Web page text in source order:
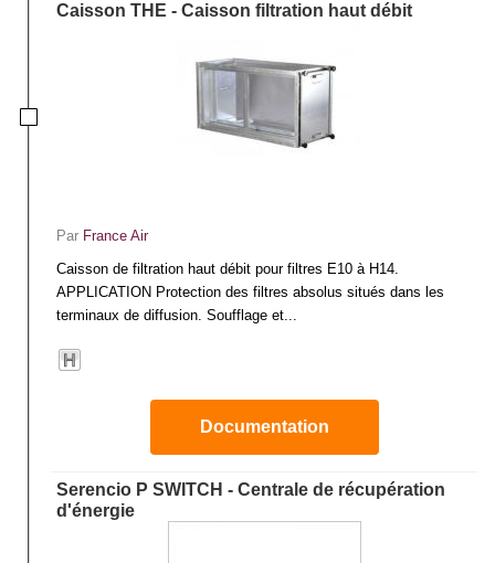
Caisson THE - Caisson filtration haut débit
Par France Air
Caisson de filtration haut débit pour filtres E10 à H14.
APPLICATION Protection des filtres absolus situés dans les
terminaux de diffusion. Soufflage et...
Documentation
Serencio P SWITCH - Centrale de récupération
d'énergie